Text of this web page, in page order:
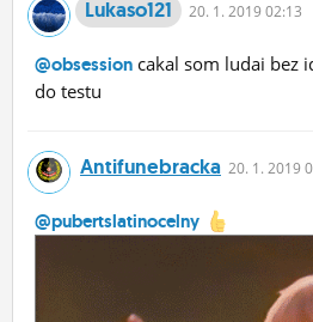
Lukaso121 20. 1. 2019 02:13
@obsession cakal som ludai bez
do testu
Antifunebracka 20. 1. 2019
@pubertslatinocelny